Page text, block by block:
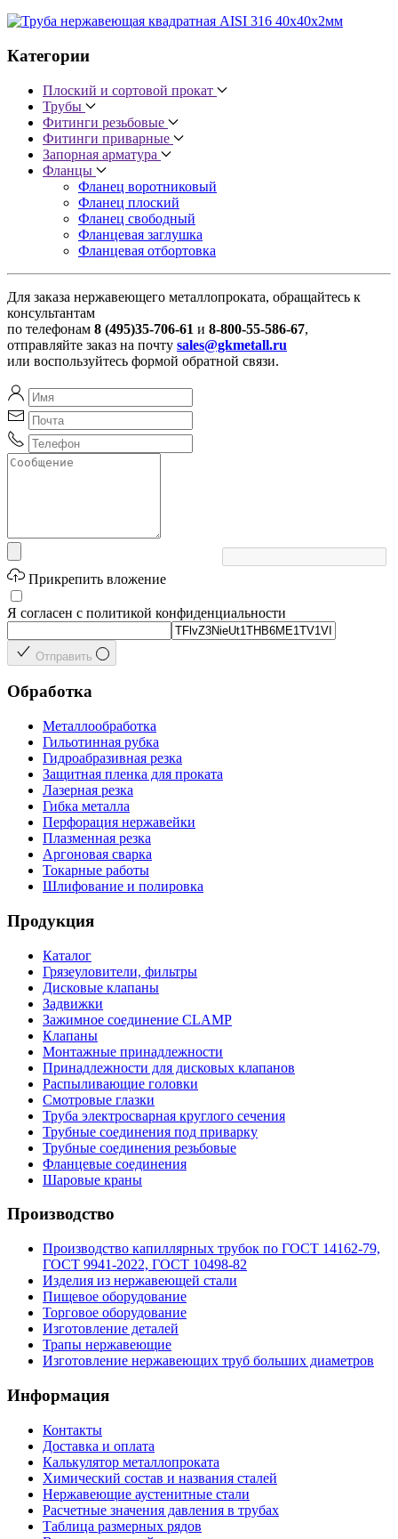
Категории
Плоский и сортовой прокат
Трубы
Фитинги резьбовые
Фитинги приварные
Запорная арматура
Фланцы
Фланец воротниковый
Фланец плоский
Фланец свободный
Фланцевая заглушка
Фланцевая отбортовка
Для заказа нержавеющего металлопроката, обращайтесь к
консультантам
по телефонам 8 (495)35-706-61 и 8-800-55-586-67,
отправляйте заказ на почту sales@gkmetall.ru
или воспользуйтесь формой обратной связи.
Прикрепить вложение
Я согласен с политикой конфиденциальности
Отправить
Обработка
Металлообработка
Гильотинная рубка
Гидроабразивная резка
Защитная пленка для проката
Лазерная резка
Гибка металла
Перфорация нержавейки
Плазменная резка
Аргоновая сварка
Токарные работы
Шлифование и полировка
Продукция
Каталог
Грязеуловители, фильтры
Дисковые клапаны
Задвижки
Зажимное соединение CLAMP
Клапаны
Монтажные принадлежности
Принадлежности для дисковых клапанов
Распыливающие головки
Смотровые глазки
Труба электросварная круглого сечения
Трубные соединения под приварку
Трубные соединения резьбовые
Фланцевые соединения
Шаровые краны
Производство
Производство капиллярных трубок по ГОСТ 14162-79,
ГОСТ 9941-2022, ГОСТ 10498-82
Изделия из нержавеющей стали
Пищевое оборудование
Торговое оборудование
Изготовление деталей
Трапы нержавеющие
Изготовление нержавеющих труб больших диаметров
Информация
Контакты
Доставка и оплата
Калькулятор металлопроката
Химический состав и названия сталей
Нержавеющие аустенитные стали
Расчетные значения давления в трубах
Таблица размерных рядов